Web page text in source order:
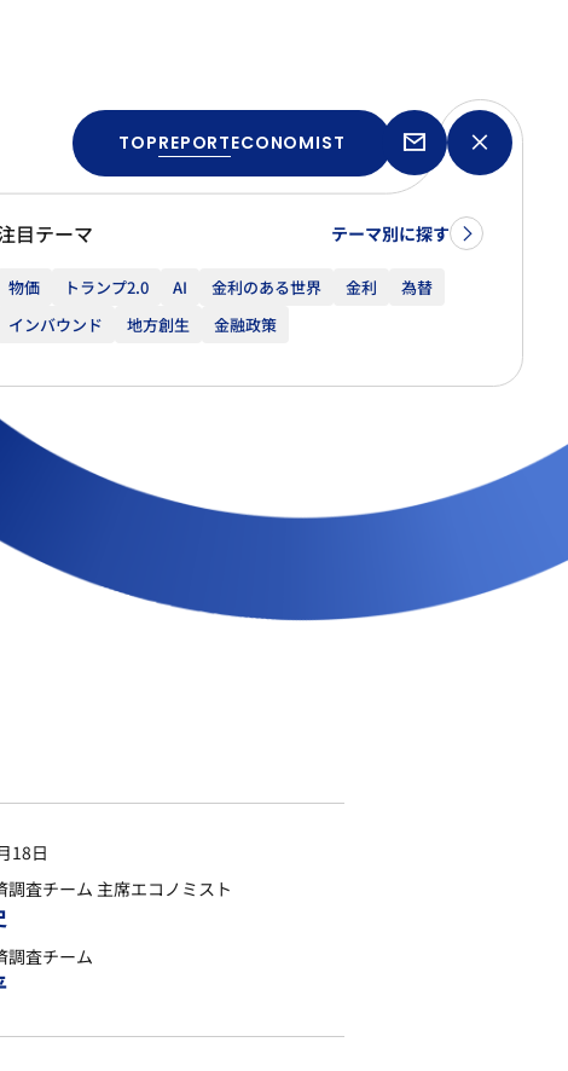
TOPREPORTECONOMIST
目テーマ テーマ別に探す
物価 トランプ2.0 AI 金利のある世界 金利
為替
インバウンド
地方創生 金融政策
18日
調査チーム 主席エコノミスト
調査チーム